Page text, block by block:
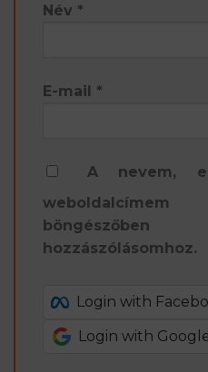
Név *
E-mail *
A nevem,
hozzászólásomhoz.
Login with
Login with